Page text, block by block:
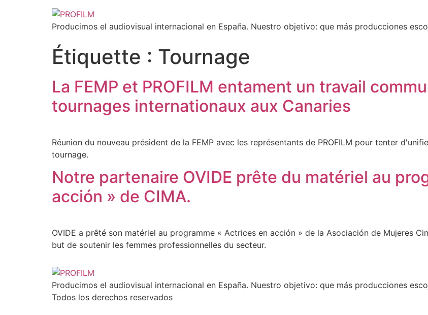
Producimos el audiovisual internacional en España. Nuestro objetivo: que más producciones
Étiquette : Tournage
La FEMP et PROFILM entament un travail
tournages internationaux aux Canaries
Réunion du nouveau président de la FEMP avec les représentants de PROFILM pour tenter
tournage.
Notre partenaire OVIDE prête du matériel au
acción » de CIMA.
OVIDE a prêté son matériel au programme « Actrices en acción » de la Asociación de Mujeres
but de soutenir les femmes professionnelles du secteur.
Producimos el audiovisual internacional en España. Nuestro objetivo: que más producciones
Todos los derechos reservados